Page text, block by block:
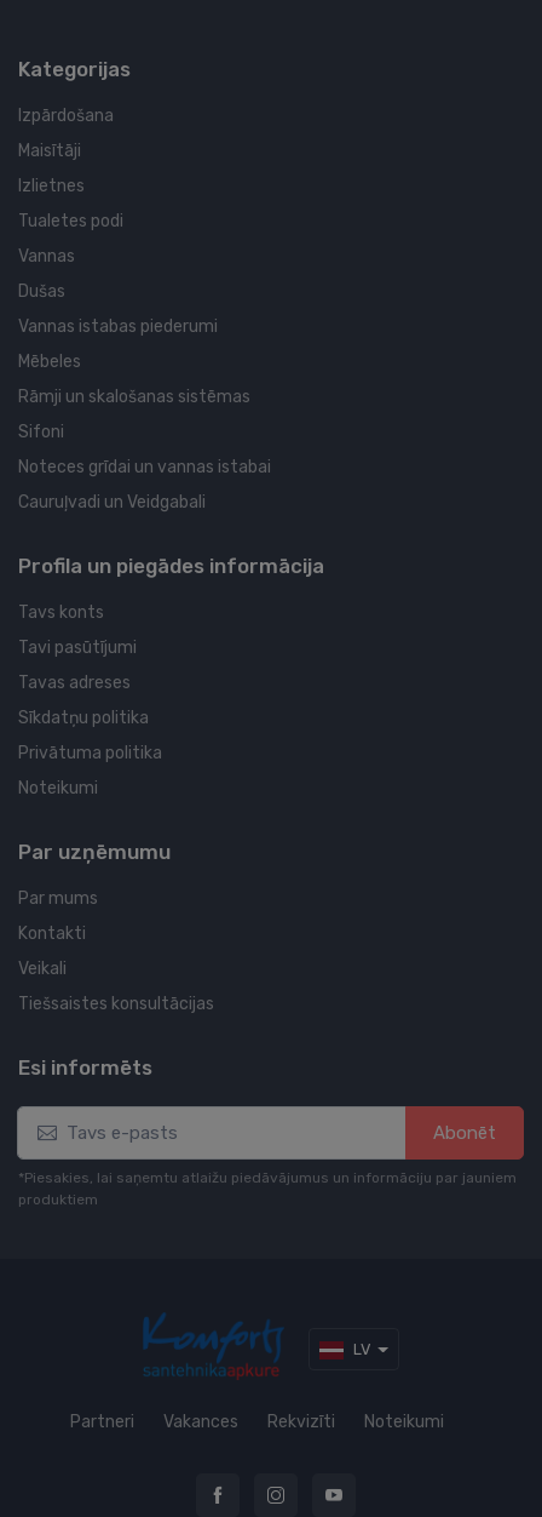
Kategorijas
Izpārdošana
Maisītāji
Izlietnes
Tualetes podi
Vannas
Dušas
Vannas istabas piederumi
Mēbeles
Rāmji un skalošanas sistēmas
Sifoni
Noteces grīdai un vannas istabai
Cauruļvadi un Veidgabali
Profila un piegādes informācija
Tavs konts
Tavi pasūtījumi
Tavas adreses
Sīkdatņu politika
Privātuma politika
Noteikumi
Par uzņēmumu
Par mums
Kontakti
Veikali
Tiešsaistes konsultācijas
Esi informēts
Abonēt
*Piesakies, lai saņemtu atlaižu piedāvājumus un informāciju par jauniem
produktiem
LV
Partneri Vakances Rekvizīti Noteikumi